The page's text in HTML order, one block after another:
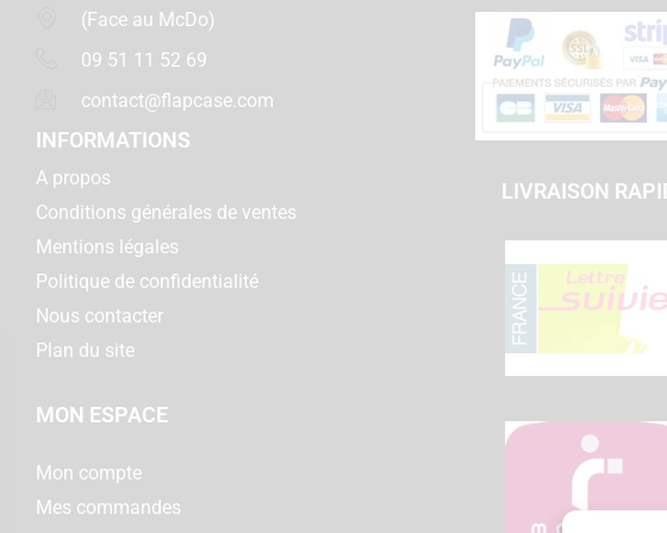
(Face au McDo)
09 51 11 52 69
contact@flapcase.com
INFORMATIONS
A propos
Conditions générales de ventes
Mentions légales
Politique de confidentialité
Nous contacter
Plan du site
MON ESPACE
Mon compte
Mes commandes
LIVRAISON